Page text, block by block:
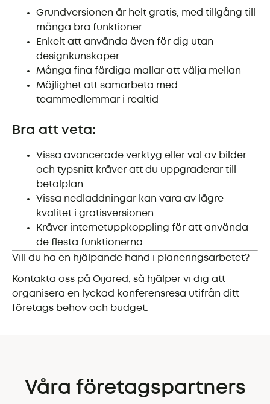
Grundversionen är helt gratis, med tillgång till
många bra funktioner
Enkelt att använda även för dig utan
designkunskaper
Många fina färdiga mallar att välja mellan
Möjlighet att samarbeta med
teammedlemmar i realtid
Bra att veta:
Vissa avancerade verktyg eller val av bilder
och typsnitt kräver att du uppgraderar till
betalplan
Vissa nedladdningar kan vara av lägre
kvalitet i gratisversionen
Kräver internetuppkoppling för att använda
de flesta funktionerna
Vill du ha en hjälpande hand i planeringsarbetet?
Kontakta oss på Öijared, så hjälper vi dig att
organisera en lyckad konferensresa utifrån ditt
företags behov och budget.
Våra företagspartners